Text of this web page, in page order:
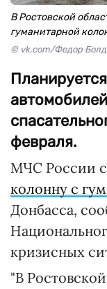
В Ростовской
гуманитарной
© vk.com/Федор
февраля.
МЧС России
колонну с
Донбасса,
кризисных
"В